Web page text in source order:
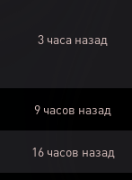
3 часа назад
9 часов назад
16 часов назад